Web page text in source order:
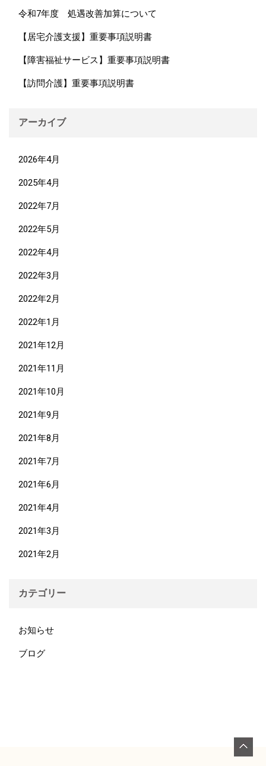
令和7年度 処遇改善加算について
【居宅介護支援】重要事項説明書
【障害福祉サービス】重要事項説明書
【訪問介護】重要事項説明書
アーカイブ
2026年4月
2025年4月
2022年7月
2022年5月
2022年4月
2022年3月
2022年2月
2022年1月
2021年12月
2021年11月
2021年10月
2021年9月
2021年8月
2021年7月
2021年6月
2021年4月
2021年3月
2021年2月
カテゴリー
お知らせ
ブログ